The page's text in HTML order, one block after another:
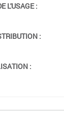
L'USAGE :
:
: